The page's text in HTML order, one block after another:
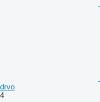
drvo
4